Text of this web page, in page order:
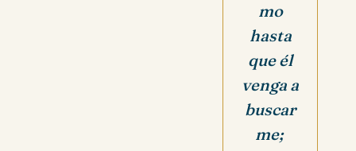
mo
hasta
que él
venga a
buscar
me;